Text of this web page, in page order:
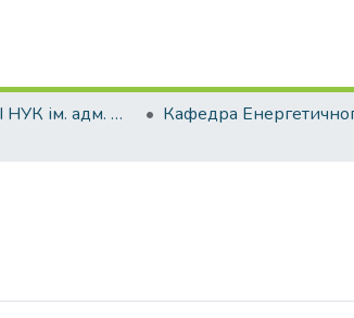
ВСП ПННІ НУК ім. адм. Макарова